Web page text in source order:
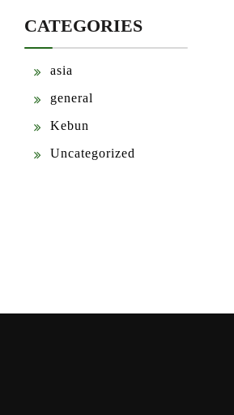
CATEGORIES
asia
general
Kebun
Uncategorized